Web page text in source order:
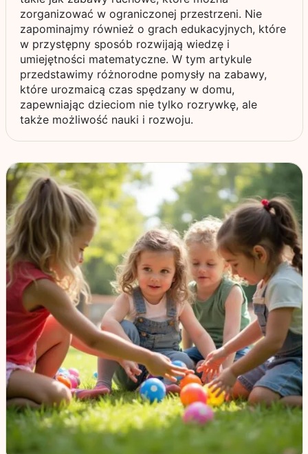
zorganizować w ograniczonej przestrzeni. Nie
zapominajmy również o grach edukacyjnych, które
w przystępny sposób rozwijają wiedzę i
umiejętności matematyczne. W tym artykule
przedstawimy różnorodne pomysły na zabawy,
które urozmaicą czas spędzany w domu,
zapewniając dzieciom nie tylko rozrywkę, ale
także możliwość nauki i rozwoju.